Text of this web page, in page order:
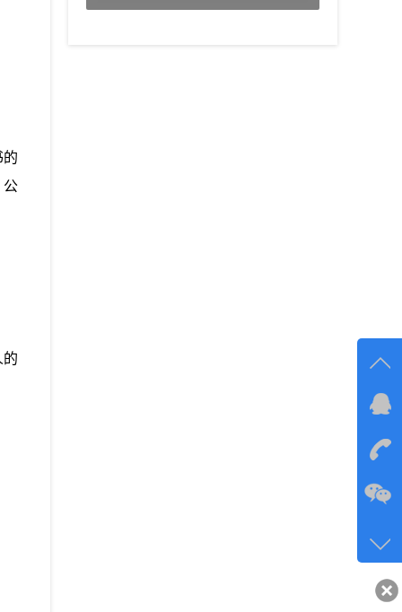
公
在线
咨询
客服